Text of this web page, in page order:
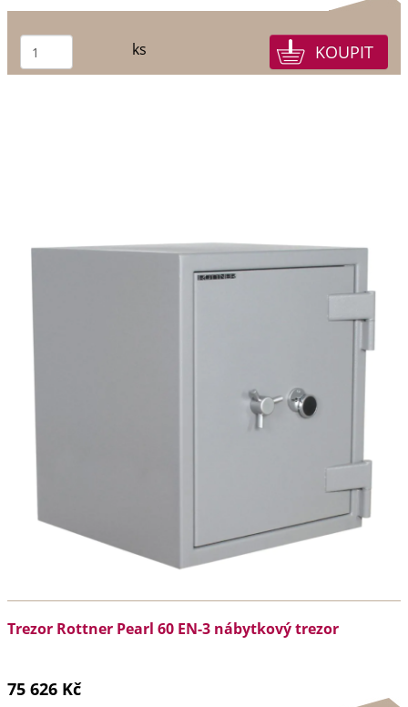
ks
Trezor Rottner Pearl 60 EN-3 nábytkový trezor
75 626 Kč